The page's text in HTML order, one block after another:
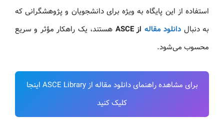
استفاده از این پایگاه به ویژه برای دانشجویان و پژوهشگرانی که
به دنبال دانلود مقاله از ASCE
هستند، یک راهکار مؤثر و سریع
محسوب می‌شود.
برای مشاهده راهنمای دانلود مقاله از ASCE Library اینجا
کلیک کنید